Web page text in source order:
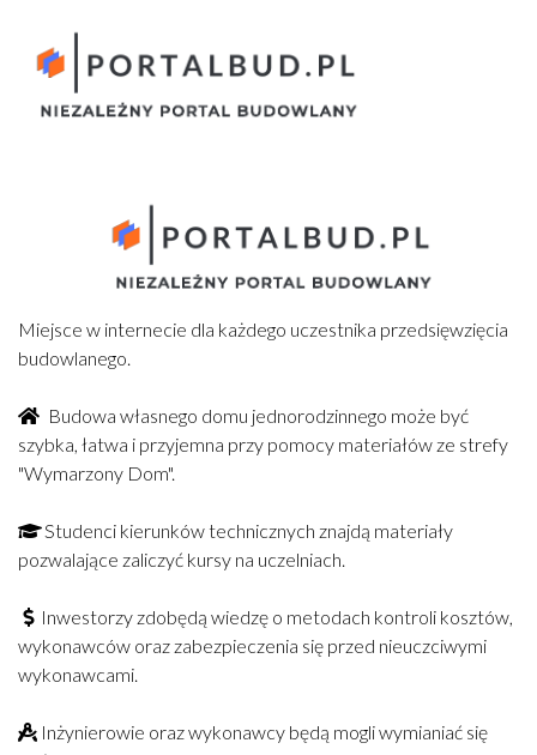
Miejsce w internecie dla każdego uczestnika przedsięwzięcia
budowlanego.
Budowa własnego domu jednorodzinnego może być
szybka, łatwa i przyjemna przy pomocy materiałów ze strefy
"Wymarzony Dom".
Studenci kierunków technicznych znajdą materiały
pozwalające zaliczyć kursy na uczelniach.
Inwestorzy zdobędą wiedzę o metodach kontroli kosztów,
wykonawców oraz zabezpieczenia się przed nieuczciwymi
wykonawcami.
Inżynierowie oraz wykonawcy będą mogli wymianiać się